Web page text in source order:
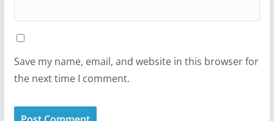
Save my name, email, and website in this browser for
the next time I comment.